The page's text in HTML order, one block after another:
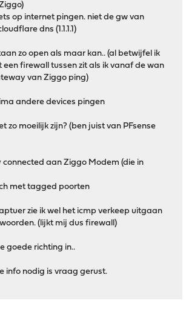
op internet pingen. niet de gw van
dns (1.1.1.1)
zo open als maar kan.. (al betwijfel ik
een firewall tussen zit als ik vanaf de wan
van Ziggo ping)
andere devices pingen
zo moeilijk zijn? (ben juist van PFsense
connected aan Ziggo Modem (die in
met tagged poorten
zie ik wel het icmp verkeep uitgaan
(lijkt mij dus firewall)
goede richting in..
info nodig is vraag gerust.